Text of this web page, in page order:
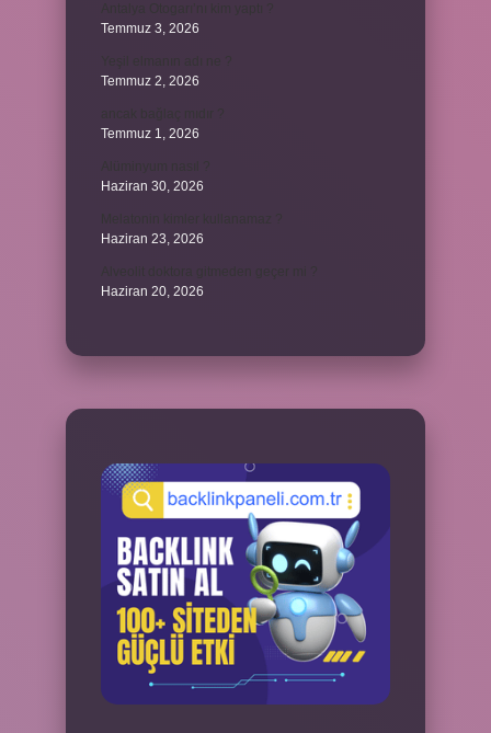
Temmuz 3, 2026
Temmuz 2, 2026
Temmuz 1, 2026
Haziran 30, 2026
Haziran 23, 2026
Haziran 20, 2026